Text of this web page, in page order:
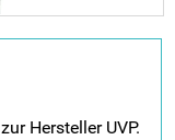
Hersteller UVP.